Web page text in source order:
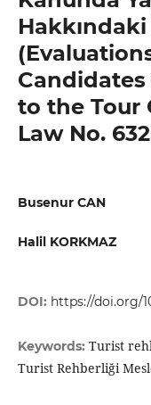
to the Tour
Law No.
Busenur CAN
Halil KORKMAZ
DOI: https://doi.org/
Keywords: Turist
Turist Rehberliği